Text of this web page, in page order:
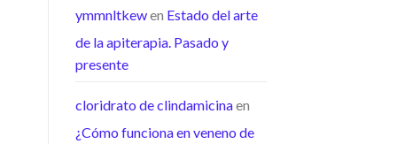
ymmnltkewen Estado del arte
de la apiterapia. Pasado y
presente
cloridrato de clindamicinaen
¿Cómo funciona en veneno de